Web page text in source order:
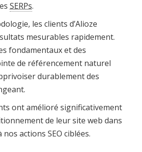
SERPs.
les clients d’Alioze
mesurables rapidement.
fondamentaux et des
de référencement naturel
durablement des
ont amélioré significativement
de leur site web dans
nos actions SEO ciblées.